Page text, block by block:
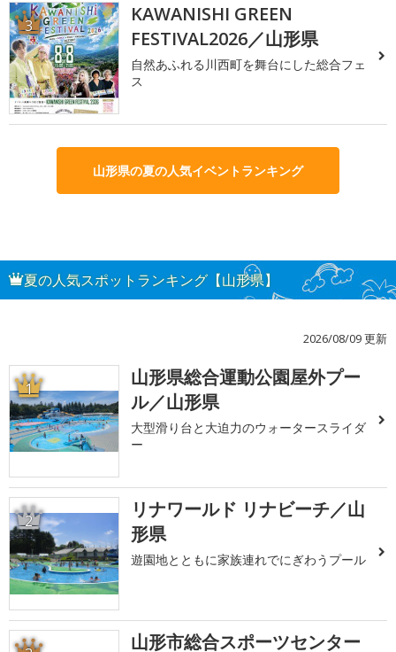
3
KAWANISHI GREEN
FESTIVAL2026／山形県
自然あふれる川西町を舞台にした総合フェ
ス
山形県の夏の人気イベントランキング
夏の人気スポットランキング【山形県】
2026/08/09 更新
1
山形県総合運動公園屋外プー
ル／山形県
大型滑り台と大迫力のウォータースライダ
ー
2
リナワールド リナビーチ／山
形県
遊園地とともに家族連れでにぎわうプール
山形市総合スポーツセンター